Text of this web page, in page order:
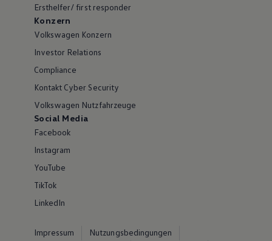
Ersthelfer/ first responder
Konzern
Volkswagen Konzern
Investor Relations
Compliance
Kontakt Cyber Security
Volkswagen Nutzfahrzeuge
Social Media
Facebook
Instagram
YouTube
TikTok
LinkedIn
Impressum
Nutzungsbedingungen